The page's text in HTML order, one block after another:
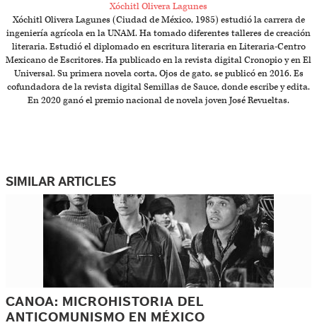
Xóchitl Olivera Lagunes
Xóchitl Olivera Lagunes (Ciudad de México, 1985) estudió la carrera de
ingeniería agrícola en la UNAM. Ha tomado diferentes talleres de creación
literaria. Estudió el diplomado en escritura literaria en Literaria-Centro
Mexicano de Escritores. Ha publicado en la revista digital Cronopio y en El
Universal. Su primera novela corta, Ojos de gato, se publicó en 2016. Es
cofundadora de la revista digital Semillas de Sauce, donde escribe y edita.
En 2020 ganó el premio nacional de novela joven José Revueltas.
SIMILAR ARTICLES
CANOA: MICROHISTORIA DEL
ANTICOMUNISMO EN MÉXICO